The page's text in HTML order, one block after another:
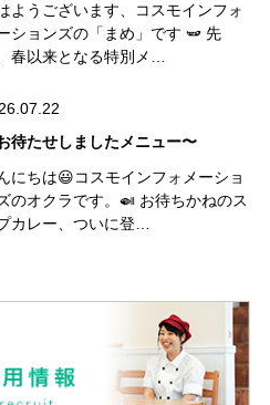
ようございます、コスモインフォ
ションズの「まめ」です 🫛 先
春以来となる特別メ…
待たせしましたメニュー〜
にちは😃コスモインフォメーショ
のオクラです。🍛 お待ちかねのス
カレー、ついに登…